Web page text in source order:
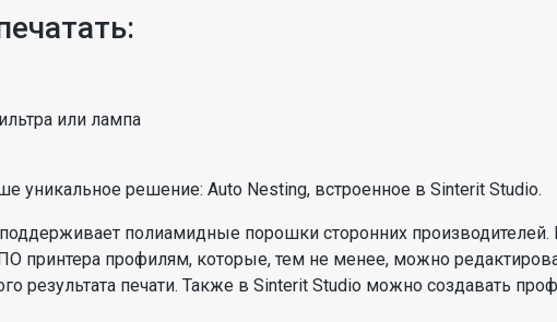
или лампа
уникальное решение: Auto Nesting, встроенное в Sinterit Studio.
полиамидные порошки сторонних производителей.
принтера профилям, которые, тем не менее, можно
результата печати. Также в Sinterit Studio можно создавать